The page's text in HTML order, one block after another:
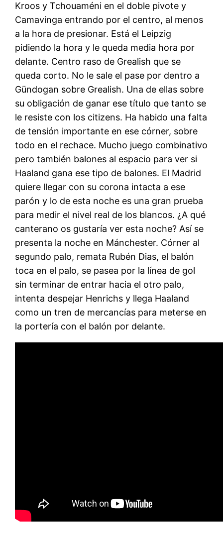
Kroos y Tchouaméni en el doble pivote y
Camavinga entrando por el centro, al menos
a la hora de presionar. Está el Leipzig
pidiendo la hora y le queda media hora por
delante. Centro raso de Grealish que se
queda corto. No le sale el pase por dentro a
Gündogan sobre Grealish. Una de ellas sobre
su obligación de ganar ese título que tanto se
le resiste con los citizens. Ha habido una falta
de tensión importante en ese córner, sobre
todo en el rechace. Mucho juego combinativo
pero también balones al espacio para ver si
Haaland gana ese tipo de balones. El Madrid
quiere llegar con su corona intacta a ese
parón y lo de esta noche es una gran prueba
para medir el nivel real de los blancos. ¿A qué
canterano os gustaría ver esta noche? Así se
presenta la noche en Mánchester. Córner al
segundo palo, remata Rubén Dias, el balón
toca en el palo, se pasea por la línea de gol
sin terminar de entrar hacia el otro palo,
intenta despejar Henrichs y llega Haaland
como un tren de mercancías para meterse en
la portería con el balón por delante.